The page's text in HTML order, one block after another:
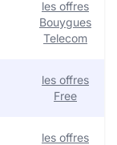
les offres
Bouygues
Telecom
les offres
Free
les offres